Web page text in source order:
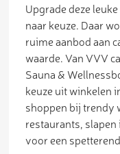
Upgrade deze
naar keuze. Daar
ruime aanbod aan
waarde. Van VVV
Sauna &
keuze uit winkelen
shoppen bij trendy
restaurants,
voor een